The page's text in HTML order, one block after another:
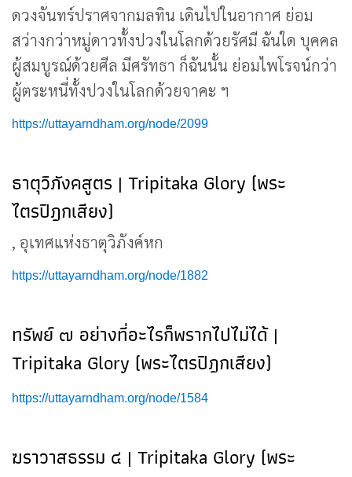
ดวงจันทร์ปราศจากมลทิน เดินไปในอากาศ ย่อม
สว่างกว่าหมู่ดาวทั้งปวงในโลกด้วยรัศมี ฉันใด บุคคล
ผู้สมบูรณ์ด้วยศีล มีศรัทธา ก็ฉันนั้น ย่อมไพโรจน์กว่า
ผู้ตระหนี่ทั้งปวงในโลกด้วยจาคะ ฯ
https://uttayarndham.org/node/2099
ธาตุวิภังคสูตร | Tripitaka Glory (พระ
ไตรปิฎกเสียง)
, อุเทศแห่งธาตุวิภังค์หก
https://uttayarndham.org/node/1882
ทรัพย์ ๗ อย่างที่อะไรก็พรากไปไม่ได้ |
Tripitaka Glory (พระไตรปิฎกเสียง)
https://uttayarndham.org/node/1584
ฆราวาสธรรม ๔ | Tripitaka Glory (พระ